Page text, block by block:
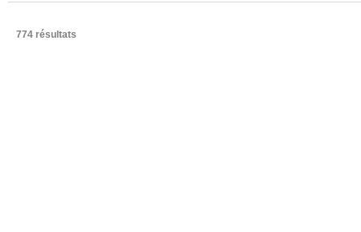
774 résultats